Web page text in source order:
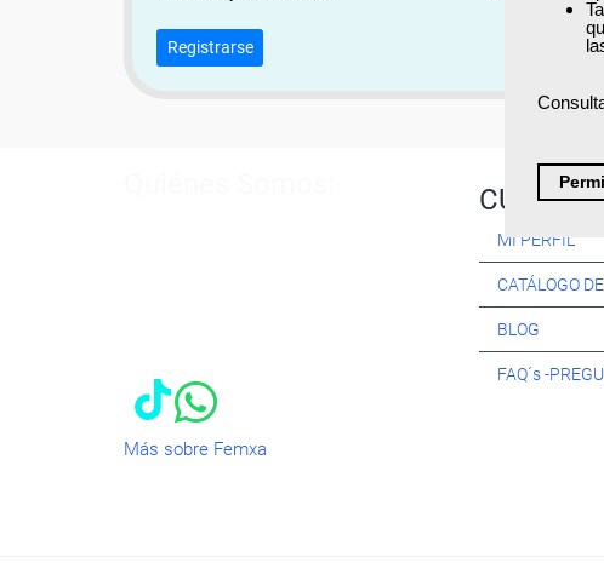
Registrarse
Más sobre Femxa
CURSOS:
MI PERFIL
CATÁLOGO
BLOG
FAQ´s -